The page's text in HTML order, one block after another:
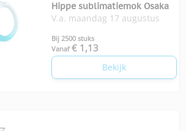
Hippe sublimatiemok Osaka
V.a. maandag 17 augustus
Bij 2500 stuks
Vanaf € 1,13
Bekijk